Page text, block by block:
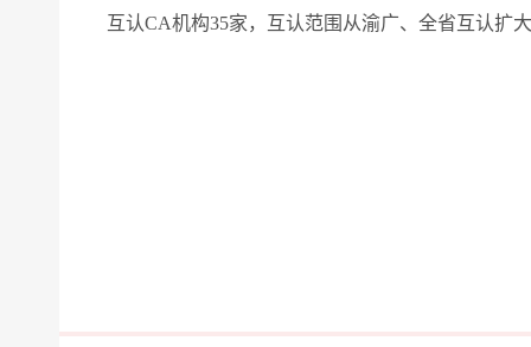
互认CA机构35家，互认范围从渝广、全省互认扩